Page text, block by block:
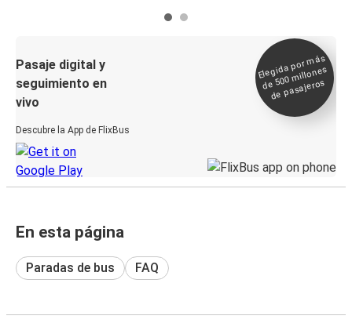
Pasaje digital y
seguimiento en
vivo
Descubre la App de FlixBus
Elegida por
más
de 500
millones
de pasajeros
En esta página
Paradas de bus FAQ